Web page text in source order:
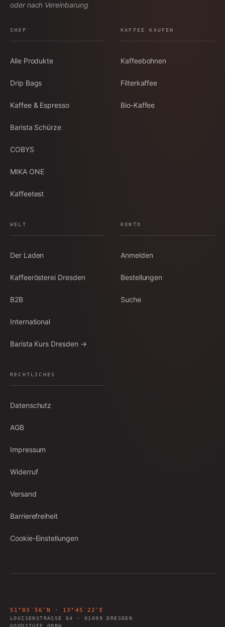
oder nach Vereinbarung
SHOP
Alle Produkte
Drip Bags
Kaffee & Espresso
Barista Schürze
COBYS
MIKA ONE
Kaffeetest
KAFFEE KAUFEN
Kaffeebohnen
Filterkaffee
Bio-Kaffee
WELT
Der Laden
Kaffeerösterei Dresden
B2B
International
Barista Kurs Dresden →
KONTO
Anmelden
Bestellungen
Suche
RECHTLICHES
Datenschutz
AGB
Impressum
Widerruf
Versand
Barrierefreiheit
Cookie-Einstellungen
51°03′56″N · 13°45′22″E
LOUISENSTRASSE 64 ·01099
DRESDEN
GOODSTUFF GMBH